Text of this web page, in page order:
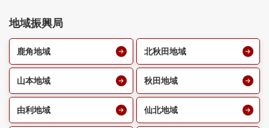
地域振興局
鹿角地域 北秋田地域
山本地域 秋田地域
由利地域 仙北地域